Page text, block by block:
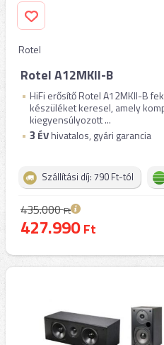
Rotel
Rotel A12MKII-B
HiFi erősítő Rotel A12MKII-B
készüléket keresel, amely
kiegyensúlyozott ...
3 ÉVhivatalos, gyári garancia
Szállítási díj: 790 Ft-tól
435.000Ft
427.990Ft